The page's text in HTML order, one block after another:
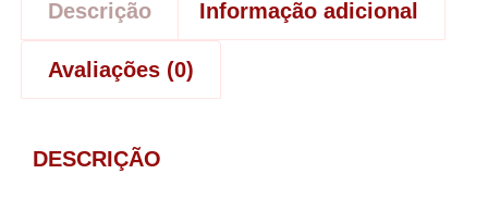
Descrição Informação adicional
Avaliações (0)
DESCRIÇÃO